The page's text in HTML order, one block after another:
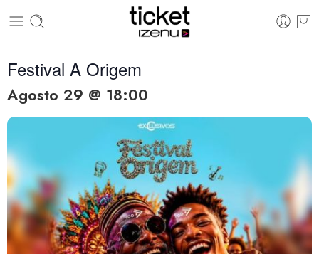
Festival A Origem
Agosto 29 @ 18:00